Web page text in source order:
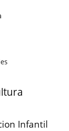
Infantil